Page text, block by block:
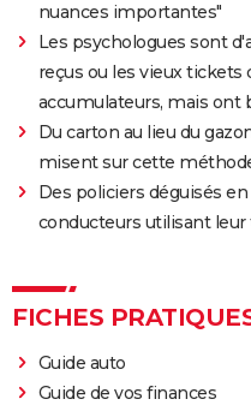
nuances importantes"
Les psychologues sont
reçus ou les vieux tickets
accumulateurs, mais ont
Du carton au lieu du
misent sur cette
Des policiers déguisés
conducteurs utilisant
FICHES
Guide auto
Guide de vos finances